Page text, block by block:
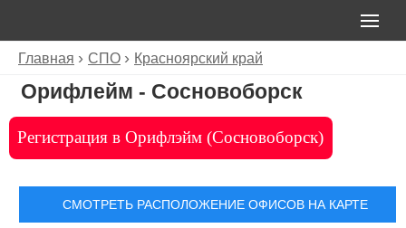
Главная СПО Красноярский край
Орифлейм - Сосновоборск
Регистрация в Орифлэйм (Сосновоборск)
СМОТРЕТЬ РАСПОЛОЖЕНИЕ ОФИСОВ НА КАРТЕ